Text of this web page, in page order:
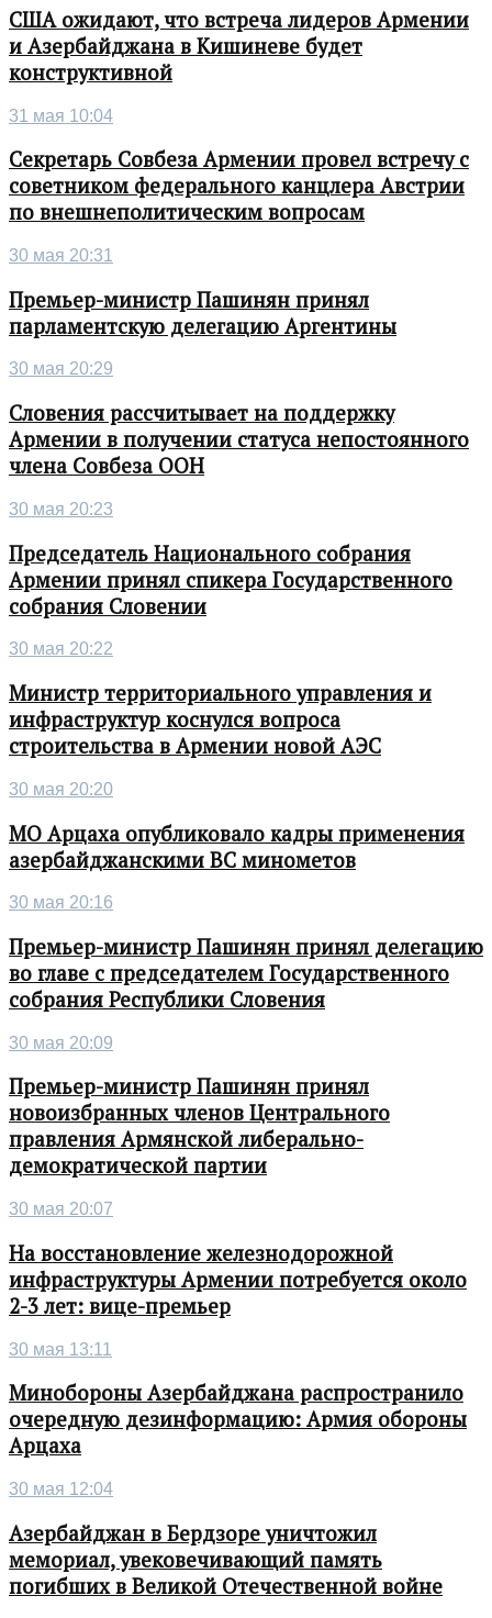
США ожидают, что встреча лидеров Армении
и Азербайджана в Кишиневе будет
конструктивной
31 мая 10:04
Секретарь Совбеза Армении провел встречу с
советником федерального канцлера Австрии
по внешнеполитическим вопросам
30 мая 20:31
Премьер-министр Пашинян принял
парламентскую делегацию Аргентины
30 мая 20:29
Словения рассчитывает на поддержку
Армении в получении статуса непостоянного
члена Совбеза ООН
30 мая 20:23
Председатель Национального собрания
Армении принял спикера Государственного
собрания Словении
30 мая 20:22
Министр территориального управления и
инфраструктур коснулся вопроса
строительства в Армении новой АЭС
30 мая 20:20
МО Арцаха опубликовало кадры применения
азербайджанскими ВС минометов
30 мая 20:16
Премьер-министр Пашинян принял делегацию
во главе с председателем Государственного
собрания Республики Словения
30 мая 20:09
Премьер-министр Пашинян принял
новоизбранных членов Центрального
правления Армянской либерально-
демократической партии
30 мая 20:07
На восстановление железнодорожной
инфраструктуры Армении потребуется около
2-3 лет: вице-премьер
30 мая 13:11
Минобороны Азербайджана распространило
очередную дезинформацию: Армия обороны
Арцаха
30 мая 12:04
Азербайджан в Бердзоре уничтожил
мемориал, увековечивающий память
погибших в Великой Отечественной войне